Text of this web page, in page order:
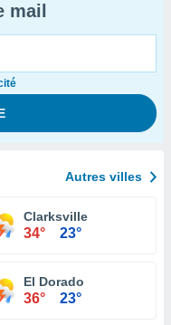
mail
Autres villes
Clarksville
34° 23°
El Dorado
36° 23°